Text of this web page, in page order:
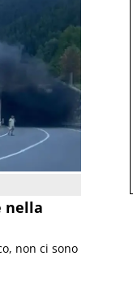
nella
non ci sono